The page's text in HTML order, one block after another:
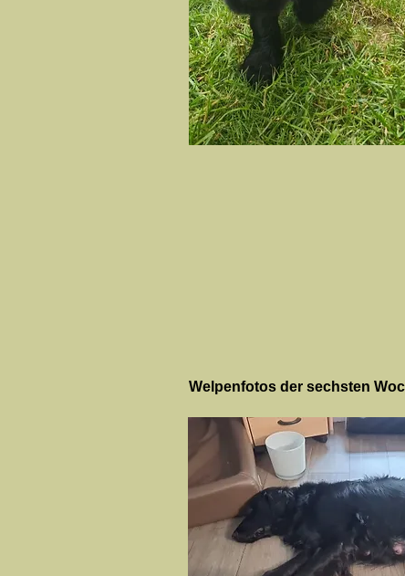
Welpenfotos der sechsten